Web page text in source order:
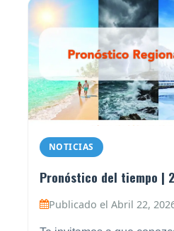
NOTICIAS
Pronóstico del tiempo |
Publicado el Abril 22,